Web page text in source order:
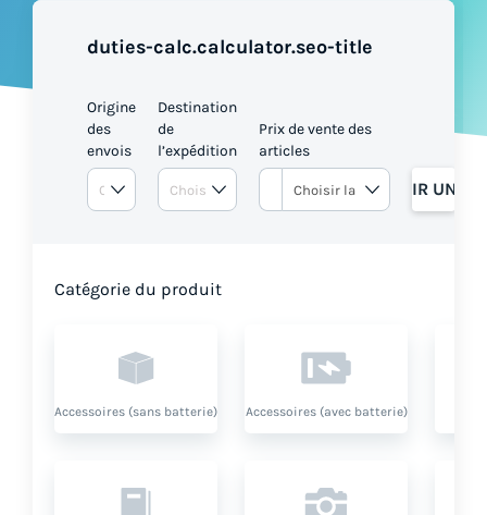
duties-calc.calculator.seo-title
Origine
des
envois
Destination
de
l’expédition
Prix de vente des
articles
OBTENIR UN
Catégorie du produit
Accessoires (sans batterie) Accessoires (avec batterie)